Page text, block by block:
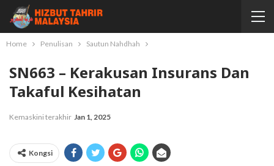
Home Penulisan Sautun Nahdhah
SN663 – Kerakusan Insurans Dan
Takaful Kesihatan
Kemaskini terakhir Jan 1, 2025
Kongsi